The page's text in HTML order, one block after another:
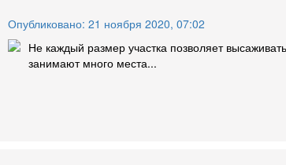
Опубликовано: 21 ноября 2020, 07:02
Не каждый размер участка позволяет
занимают много места...